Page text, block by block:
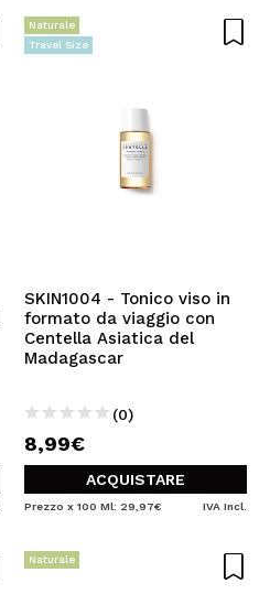
Naturale
Travel Size
SKIN1004 - Tonico viso in
formato da viaggio con
Centella Asiatica del
Madagascar
(0)
8,99€
ACQUISTARE
Prezzo x 100 Ml: 29,97€ IVA Incl.
Naturale